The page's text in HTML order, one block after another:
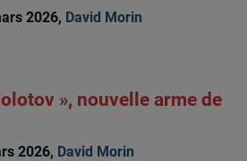
2026, David Morin
», nouvelle arme de
2026, David Morin